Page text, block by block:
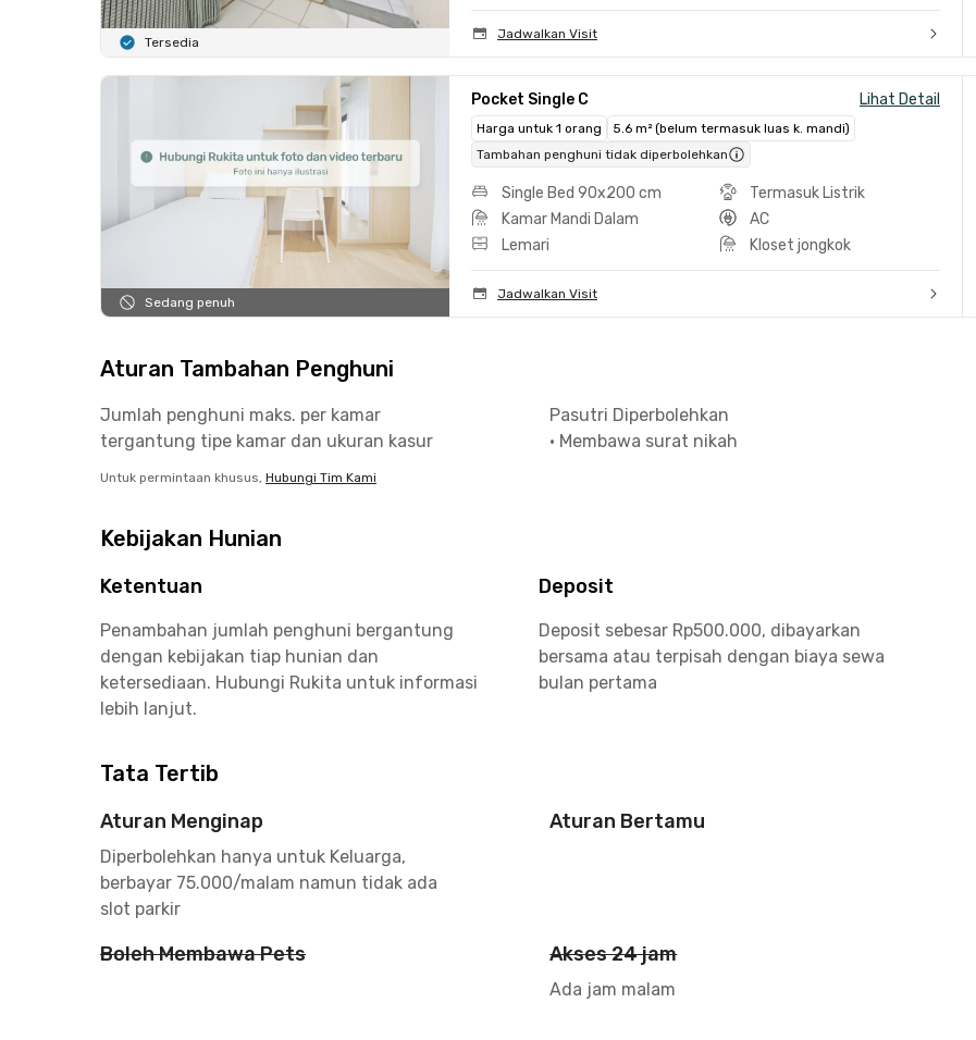
Tersedia
Jadwalkan Visit
Sedang penuh
Pocket Single C Lihat Detail
Harga untuk 1 orang
5.6 m² (belum termasuk luas k. mandi)
Tambahan penghuni tidak diperbolehkan
Single Bed 90x200 cm
Termasuk Listrik
Kamar Mandi Dalam
AC
Lemari
Kloset jongkok
Jadwalkan Visit
Aturan Tambahan Penghuni
Jumlah penghuni maks. per kamar
tergantung tipe kamar dan ukuran kasur
Pasutri Diperbolehkan
• Membawa surat nikah
Untuk permintaan khusus, Hubungi Tim Kami
Kebijakan Hunian
Ketentuan
Penambahan jumlah penghuni bergantung
dengan kebijakan tiap hunian dan
ketersediaan. Hubungi Rukita untuk informasi
lebih lanjut.
Deposit
Deposit sebesar Rp500.000, dibayarkan
bersama atau terpisah dengan biaya sewa
bulan pertama
Tata Tertib
Aturan Menginap
Diperbolehkan hanya untuk Keluarga,
berbayar 75.000/malam namun tidak ada
slot parkir
Aturan Bertamu
Boleh Membawa Pets Akses 24 jam
Ada jam malam